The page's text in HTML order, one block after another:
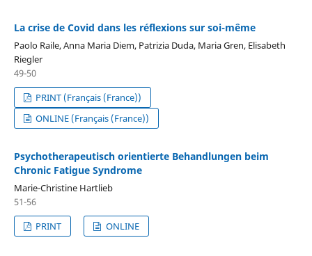
La crise de Covid dans les réflexions sur soi-même
Paolo Raile, Anna Maria Diem, Patrizia Duda, Maria Gren, Elisabeth
Riegler
49-50
PRINT (Français (France))
ONLINE (Français (France))
Psychotherapeutisch orientierte Behandlungen beim
Chronic Fatigue Syndrome
Marie-Christine Hartlieb
51-56
PRINT
ONLINE